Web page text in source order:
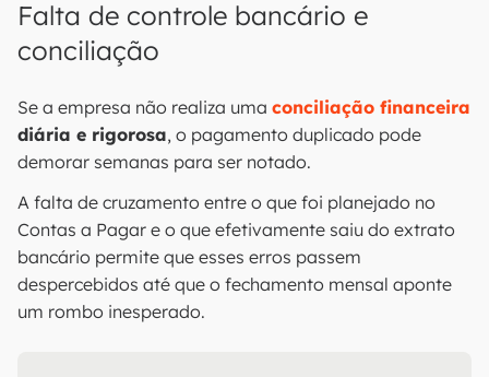
Falta de controle bancário e
conciliação
Se a empresa não realiza uma conciliação financeira
diária e rigorosa, o pagamento duplicado pode
demorar semanas para ser notado.
A falta de cruzamento entre o que foi planejado no
Contas a Pagar e o que efetivamente saiu do extrato
bancário permite que esses erros passem
despercebidos até que o fechamento mensal aponte
um rombo inesperado.